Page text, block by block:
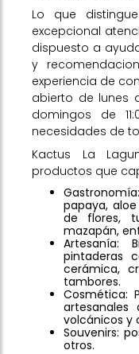
Lo que
excepcional
dispuesto a
y
experiencia de
abierto de lunes
domingos de
necesidades de
Kactus La
productos que
papaya,
de flores,
mazapán,
Artesanía:
pintaderas
cerámica,
tambores.
Cosmética:
volcánicos y
Souvenirs:
otros.